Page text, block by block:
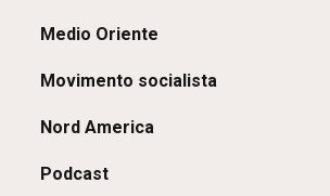
Medio Oriente
Movimento socialista
Nord America
Podcast